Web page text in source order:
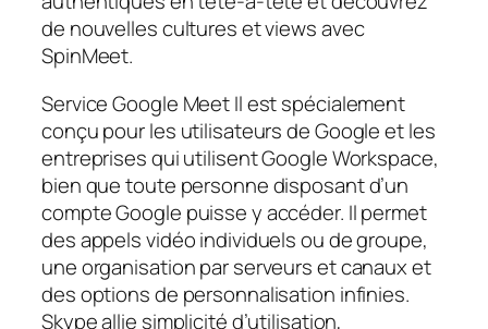
de nouvelles cultures et views avec
SpinMeet.
Service Google Meet Il est spécialement
conçu pour les utilisateurs de Google et les
entreprises qui utilisent Google Workspace,
bien que toute personne disposant d’un
compte Google puisse y accéder. Il permet
des appels vidéo individuels ou de groupe,
une organisation par serveurs et canaux et
des options de personnalisation infinies.
Skype allie simplicité d’utilisation,